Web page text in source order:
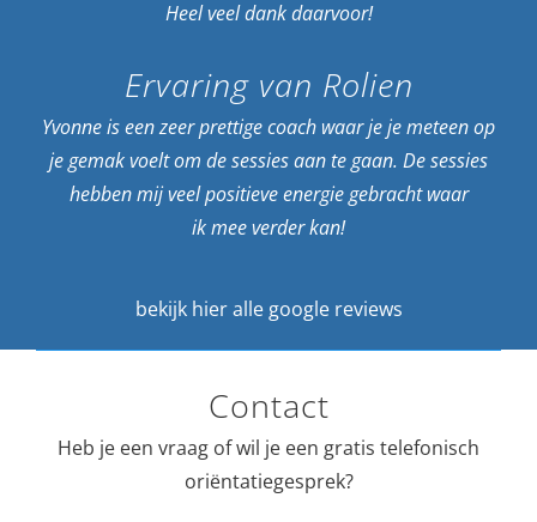
Heel veel dank daarvoor!
Ervaring van Rolien
Yvonne is een zeer prettige coach waar je je meteen op
je gemak voelt om de sessies aan te gaan. De sessies
hebben mij veel positieve energie gebracht waar
ik mee verder kan!
bekijk hieralle google reviews
Contact
Heb je een vraag of wil je een gratis telefonisch
oriëntatiegesprek?